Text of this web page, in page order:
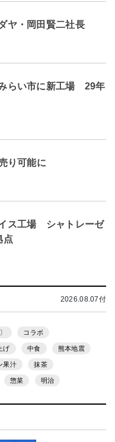
ヤ・岡田賢二社長
らい市に新工場 29年
り可能に
ス工場 シャトレーゼ
点
2026.08.07付
コラボ
げ 中食 熊本地震
果汁 抹茶
惣菜 明治